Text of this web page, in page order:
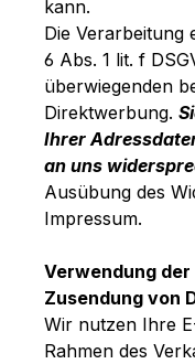
kann.
Die Verarbeitung
6 Abs. 1 lit. f
überwiegenden
Direktwerbung.
Ihrer
an uns
Ausübung des
Impressum.
Verwendung
Zusendung von
Wir nutzen Ihre
Rahmen des